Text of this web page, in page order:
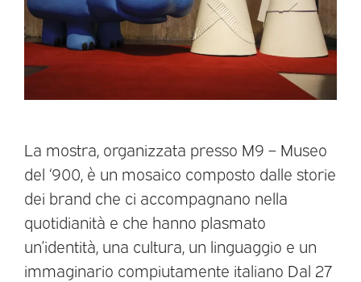
La mostra, organizzata presso M9 – Museo
del ‘900, è un mosaico composto dalle storie
dei brand che ci accompagnano nella
quotidianità e che hanno plasmato
un’identità, una cultura, un linguaggio e un
immaginario compiutamente italiano Dal 27